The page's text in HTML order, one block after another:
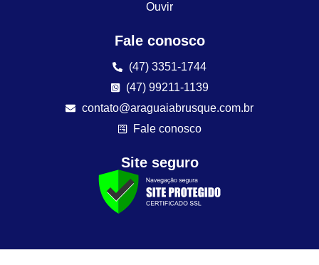
Ouvir
Fale conosco
(47) 3351-1744
(47) 99211-1139
contato@araguaiabrusque.com.br
Fale conosco
Site seguro